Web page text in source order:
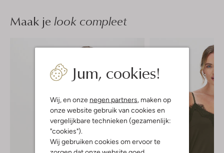
Jum, cookies!
Wij, en onze negen partners , maken op
onze website gebruik van cookies en
vergelijkbare technieken (gezamenlijk:
"cookies").
Wij gebruiken cookies om ervoor te
Maak je look compleet